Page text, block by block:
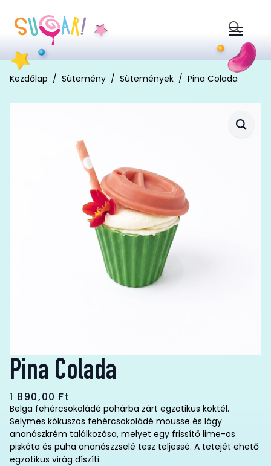
Search
for:
Kezdőlap Sütemény Sütemények Pina Colada
Pina Colada
1 890,00 Ft
Belga fehércsokoládé pohárba zárt egzotikus koktél.
Selymes kókuszos fehércsokoládé mousse és lágy
ananászkrém találkozása, melyet egy frissítő lime-os
piskóta és puha ananászzselé tesz teljessé. A tetejét ehető
egzotikus virág díszíti.